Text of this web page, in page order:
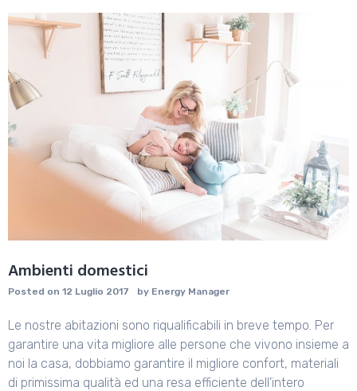
Ambienti domestici
Posted on 12 Luglio 2017 by Energy Manager
Le nostre abitazioni sono riqualificabili in breve tempo. Per
garantire una vita migliore alle persone che vivono insieme a
noi la casa, dobbiamo garantire il migliore confort, materiali
di primissima qualità ed una resa efficiente dell’intero